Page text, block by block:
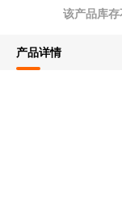
该产品库存
产品详情